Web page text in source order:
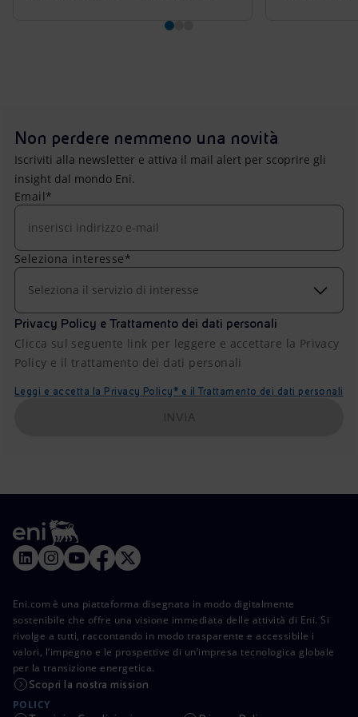
Non perdere nemmeno una novità
Iscriviti alla newsletter e attiva il mail alert per scoprire gli
insight dal mondo Eni.
Email*
Seleziona interesse*
Seleziona il servizio di interesse
Privacy Policy e Trattamento dei dati personali
Clicca sul seguente link per leggere e accettare la Privacy
Policy e il trattamento dei dati personali
Leggi e accetta la Privacy Policy* e il Trattamento dei dati personali
Eni.com è una piattaforma disegnata in modo digitalmente
sostenibile che offre una visione immediata delle attività di Eni. Si
rivolge a tutti, raccontando in modo trasparente e accessibile i
valori, l’impegno e le prospettive di un’impresa tecnologica globale
per la transizione energetica.
Scopri la nostra mission
POLICY